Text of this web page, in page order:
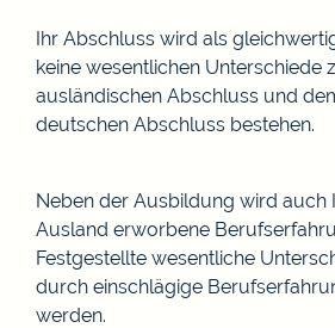
Ihr Abschluss wird als
keine wesentlichen Unterschiede
ausländischen Abschluss und
deutschen Abschluss bestehen.
Neben der Ausbildung wird auch
Ausland erworbene
Festgestellte wesentliche
durch einschlägige
werden.